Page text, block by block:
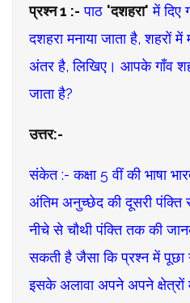
प्रश्न 1 :- पाठ 'दशहरा' में दिए
दशहरा मनाया जाता है, शहरों
अंतर है, लिखिए। आपके गाँव
जाता है?
उत्तर:-
संकेत :- कक्षा 5 वीं की भाषा
अंतिम अनुच्छेद की दूसरी
नीचे से चौथी पंक्ति तक की
सकती है जैसा कि प्रश्न में पूछा
इसके अलावा अपने अपने क्षेत्रों